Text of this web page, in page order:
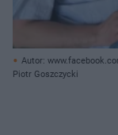
Autor:
Piotr Goszczycki